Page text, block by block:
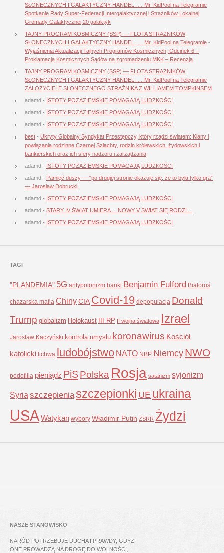
SŁONECZNYCH I GALAKTYCZNY HANDEL. … Mr. KidPool na Telegramie -
Spotkanie Rady Super-Federacji Intergalaktycznej i Strażników Lokalnej
Gromady Galaktycznej 20 galaktyk
TAJNY PROGRAM KOSMICZNY (SSP) — FLOTA STRAŻNIKÓW
SŁONECZNYCH I GALAKTYCZNY HANDEL. … Mr. KidPool na Telegramie -
Wyjaśnienia Aktualizacji Tajnych Programów Kosmicznych, Odcinek 6 –
Proklamacja Kosmicznych Sądów na zgromadzeniu MKK – Recenzja
TAJNY PROGRAM KOSMICZNY (SSP) — FLOTA STRAŻNIKÓW
SŁONECZNYCH I GALAKTYCZNY HANDEL. … Mr. KidPool na Telegramie -
ZAŁOŻYCIELE SŁONECZNEGO STRAŻNIKA Z WILLIAMEM TOMPKINSEM
adamd - ISTOTY POZAZIEMSKIE POMAGAJĄ LUDZKOŚCI
adamd - ISTOTY POZAZIEMSKIE POMAGAJĄ LUDZKOŚCI
adamd - ISTOTY POZAZIEMSKIE POMAGAJĄ LUDZKOŚCI
best - Ukryty Globalny Syndykat Przestępczy, który rządzi światem: Klany i
powiązania rodzinne Czarnej Szlachty, rodzin królewskich, żydowskich i
bankierskich oraz ich sfery nadzoru i zarządzania
adamd - ISTOTY POZAZIEMSKIE POMAGAJĄ LUDZKOŚCI
adamd - Pamięć duszy — “po drugiej stronie okazuje się, że to była tylko gra”
— Jarosław Dobrucki
adamd - ISTOTY POZAZIEMSKIE POMAGAJĄ LUDZKOŚCI
adamd - STARY IV ŚWIAT UMIERA… NOWY V ŚWIAT SIĘ RODZI…
adamd - ISTOTY POZAZIEMSKIE POMAGAJĄ LUDZKOŚCI
TAGI
"PLANDEMIA" 5G antypolonizm banki Benjamin Fulford Białoruś
chazarska mafia ChinyCIA Covid-19 depopulacja Donald
Trump globalizm Holokaust III RP II wojna światowa Izrael
Jarosław Kaczyński kontrola umysłu koronawirus Kościół
katolicki lichwa ludobójstwo NATO NBP NiemcyNWO
pedofilia pieniądz PiSPolska Rosja satanizm syjonizm
Syria szczepienia szczepionki UE ukraina
USAWatykan wybory Władimir Putin ZSRR Żydzi
NASZE STANOWISKO
NARÓD POTRZEBUJE DUCHA I PRAWDY, GDYŻ
ONE PROWADZĄ NA DROGĘ DO WOLNOŚCI,